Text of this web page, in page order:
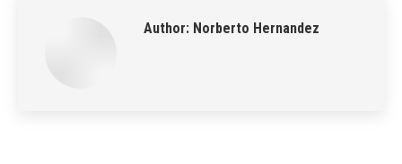
Author: Norberto Hernandez